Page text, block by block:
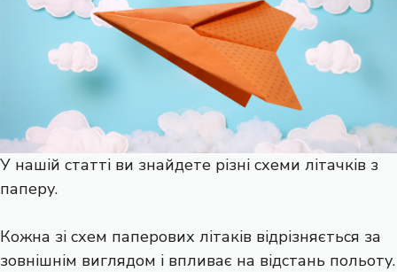
У нашій статті ви знайдете різні схеми літачків з
паперу.
Кожна зі схем паперових літаків відрізняється за
зовнішнім виглядом і впливає на відстань польоту.